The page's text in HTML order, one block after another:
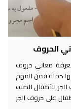
الحروف
معاني حروف
جملة فمن المهم
للأطفال للصف
على حروف الجر